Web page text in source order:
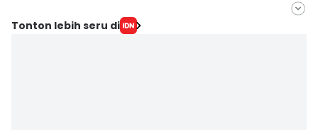
Editor
Tonton lebih seru di